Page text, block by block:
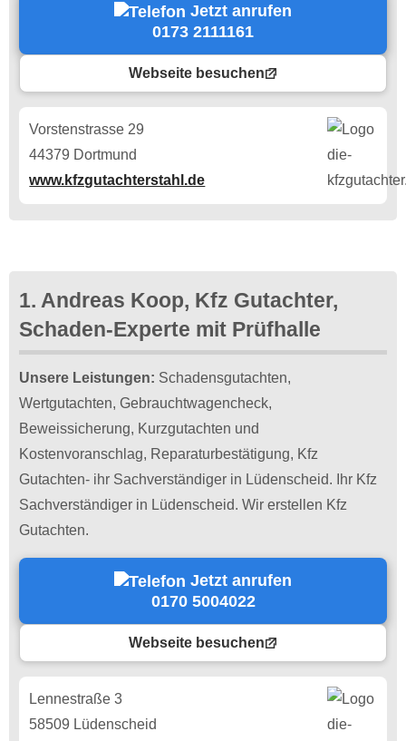
Jetzt anrufen
0173 2111161
Webseite besuchen
Vorstenstrasse 29
44379 Dortmund
www.kfzgutachterstahl.de
1. Andreas Koop, Kfz Gutachter,
Schaden-Experte mit Prüfhalle
Unsere Leistungen: Schadensgutachten,
Wertgutachten, Gebrauchtwagencheck,
Beweissicherung, Kurzgutachten und
Kostenvoranschlag, Reparaturbestätigung, Kfz
Gutachten- ihr Sachverständiger in Lüdenscheid. Ihr Kfz
Sachverständiger in Lüdenscheid. Wir erstellen Kfz
Gutachten.
Jetzt anrufen
0170 5004022
Webseite besuchen
Lennestraße 3
58509 Lüdenscheid